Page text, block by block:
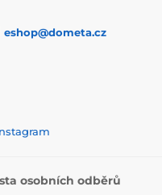
eshop@dometa.cz
osobních odběrů